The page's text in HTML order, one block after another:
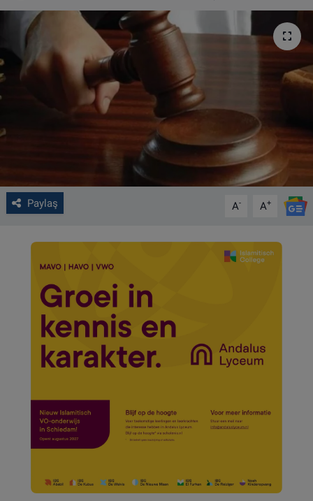
Paylaş A- A+
FOTO GALERİ
VIDEO GALERİ
ALGEMENE VOORWAARDEN
Çerez Politikası